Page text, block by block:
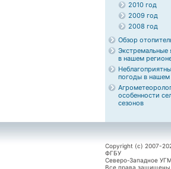
2010 год
2009 год
2008 год
Обзор
Экстремальные
в нашем
погоды в нашем
особенности
сезонов
Copyright (c) 2007-
ФГБУ
Северо-Западное
Все права защищены.